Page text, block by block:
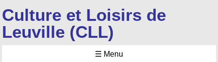
Culture et Loisirs de
Leuville (CLL)
☰ Menu